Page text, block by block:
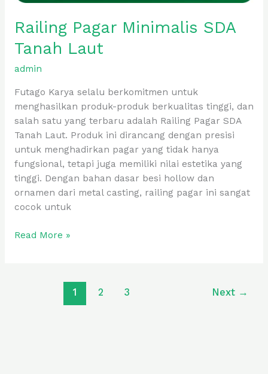
Railing Pagar Minimalis SDA
Tanah Laut
admin
Futago Karya selalu berkomitmen untuk
menghasilkan produk-produk berkualitas tinggi, dan
salah satu yang terbaru adalah Railing Pagar SDA
Tanah Laut. Produk ini dirancang dengan presisi
untuk menghadirkan pagar yang tidak hanya
fungsional, tetapi juga memiliki nilai estetika yang
tinggi. Dengan bahan dasar besi hollow dan
ornamen dari metal casting, railing pagar ini sangat
cocok untuk
Read More »
1 2 3 Next →